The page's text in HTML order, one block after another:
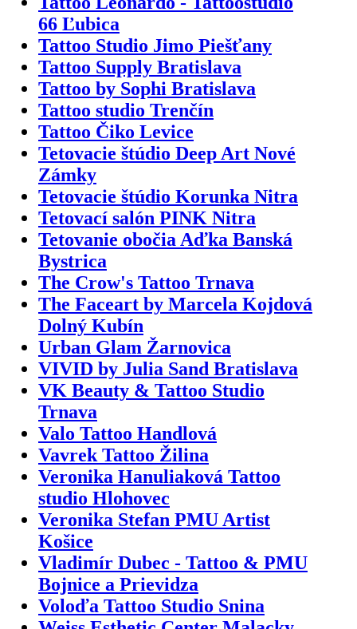
66 Ľubica
Tattoo Studio Jimo Piešťany
Tattoo Supply Bratislava
Tattoo by Sophi Bratislava
Tattoo studio Trenčín
Tattoo Čiko Levice
Tetovacie štúdio Deep Art Nové
Zámky
Tetovacie štúdio Korunka Nitra
Tetovací salón PINK Nitra
Tetovanie obočia Aďka Banská
Bystrica
The Crow's Tattoo Trnava
The Faceart by Marcela Kojdová
Dolný Kubín
Urban Glam Žarnovica
VIVID by Julia Sand Bratislava
VK Beauty & Tattoo Studio
Trnava
Valo Tattoo Handlová
Vavrek Tattoo Žilina
Veronika Hanuliaková Tattoo
studio Hlohovec
Veronika Stefan PMU Artist
Košice
Vladimír Dubec - Tattoo & PMU
Bojnice a Prievidza
Voloďa Tattoo Studio Snina